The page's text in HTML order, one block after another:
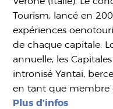
Tourism, lancé en
expériences
de chaque capitale.
annuelle, les
intronisé Yantai,
en tant que membre
Plus d’infos